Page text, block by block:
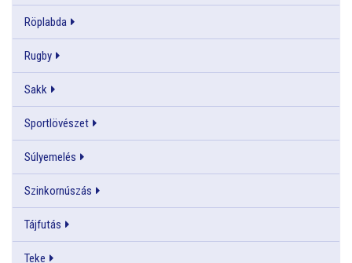
Röplabda
Rugby
Sakk
Sportlövészet
Súlyemelés
Szinkornúszás
Tájfutás
Teke